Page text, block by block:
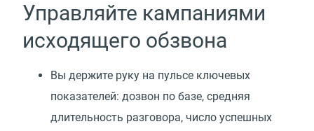
Управляйте кампаниями
исходящего обзвона
Вы держите руку на пульсе ключевых
показателей: дозвон по базе, средняя
длительность разговора, число успешных